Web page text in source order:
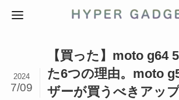
【買った】moto g64
た6つの理由。moto
ザーが買うべきアッ
2024
7/09